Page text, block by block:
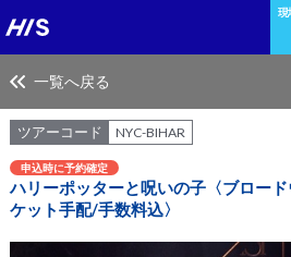
現
一覧へ戻る
ツアーコード NYC-BIHAR
申込時に予約確定
ハリーポッターと呪いの子〈ブロー
ケット手配/手数料込〉